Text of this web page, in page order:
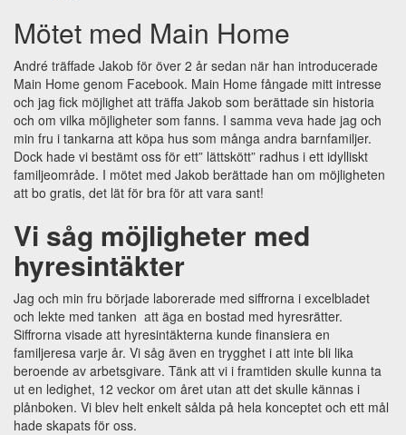
Mötet med Main Home
André träffade Jakob för över 2 år sedan när han introducerade
Main Home genom Facebook. Main Home fångade mitt intresse
och jag fick möjlighet att träffa Jakob som berättade sin historia
och om vilka möjligheter som fanns. I samma veva hade jag och
min fru i tankarna att köpa hus som många andra barnfamiljer.
Dock hade vi bestämt oss för ett” lättskött” radhus i ett idylliskt
familjeområde. I mötet med Jakob berättade han om möjligheten
att bo gratis, det lät för bra för att vara sant!
Vi såg möjligheter med
hyresintäkter
Jag och min fru började laborerade med siffrorna i excelbladet
och lekte med tanken att äga en bostad med hyresrätter.
Siffrorna visade att hyresintäkterna kunde finansiera en
familjeresa varje år. Vi såg även en trygghet i att inte bli lika
beroende av arbetsgivare. Tänk att vi i framtiden skulle kunna ta
ut en ledighet, 12 veckor om året utan att det skulle kännas i
plånboken. Vi blev helt enkelt sålda på hela konceptet och ett mål
hade skapats för oss.